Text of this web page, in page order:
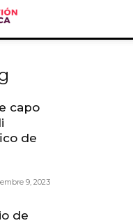
capo
de
9, 2023
de